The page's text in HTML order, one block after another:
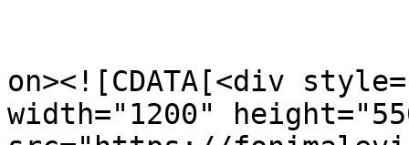
on><![CDATA[<div
width="1200"